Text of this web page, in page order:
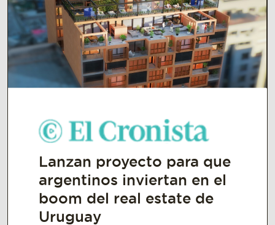
Lanzan proyecto para que
argentinos inviertan en el
boom del real estate de
Uruguay